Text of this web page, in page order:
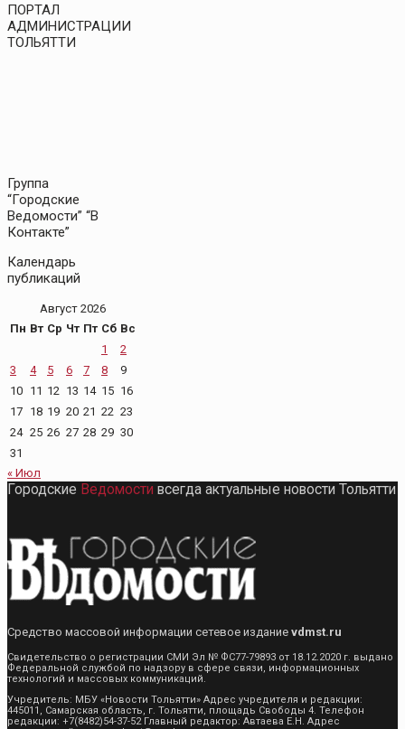
ПОРТАЛ
АДМИНИСТРАЦИИ
ТОЛЬЯТТИ
Группа
“Городские
Ведомости” “В
Контакте”
Календарь
публикаций
Август 2026
Пн Вт Ср Чт Пт Сб Вс
1
2
3
4 5 6 7 8
9
10 11 12 13 14 15 16
17 18 19 20 21 22 23
24 25 26 27 28 29 30
31
« Июл
Городские Ведомости всегда актуальные новости Тольятти
Средство массовой информации сетевое издание vdmst.ru
Свидетельство о регистрации СМИ Эл № ФС77-79893 от 18.12.2020 г. выдано
Федеральной службой по надзору в сфере связи, информационных
технологий и массовых коммуникаций.
Учредитель: МБУ «Новости Тольятти» Адрес учредителя и редакции:
445011, Самарская область, г. Тольятти, площадь Свободы 4. Телефон
редакции: +7(8482)54-37-52 Главный редактор: Автаева Е.Н. Адрес